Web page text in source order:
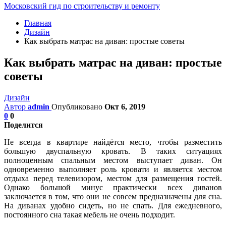
Московский гид по строительству и ремонту
Главная
Дизайн
Как выбрать матрас на диван: простые советы
Как выбрать матрас на диван: простые
советы
Дизайн
Автор admin Опубликовано Окт 6, 2019
0 0
Поделится
Не всегда в квартире найдётся место, чтобы разместить
большую двуспальную кровать. В таких ситуациях
полноценным спальным местом выступает диван. Он
одновременно выполняет роль кровати и является местом
отдыха перед телевизором, местом для размещения гостей.
Однако большой минус практически всех диванов
заключается в том, что они не совсем предназначены для сна.
На диванах удобно сидеть, но не спать. Для ежедневного,
постоянного сна такая мебель не очень подходит.